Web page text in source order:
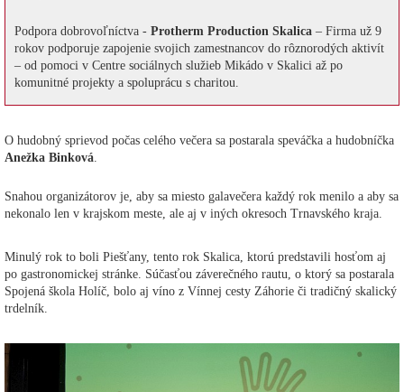
Podpora dobrovoľníctva - Protherm Production Skalica – Firma už 9
rokov podporuje zapojenie svojich zamestnancov do rôznorodých aktivít
– od pomoci v Centre sociálnych služieb Mikádo v Skalici až po
komunitné projekty a spoluprácu s charitou.
O hudobný sprievod počas celého večera sa postarala speváčka a hudobníčka
Anežka Binková
Snahou organizátorov je, aby sa miesto galavečera každý rok menilo a aby sa
nekonalo len v krajskom meste, ale aj v iných okresoch Trnavského kraja.
Minulý rok to boli Piešťany, tento rok Skalica, ktorú predstavili hosťom aj
po gastronomickej stránke. Súčasťou záverečného rautu, o ktorý sa postarala
Spojená škola Holíč, bolo aj víno z Vínnej cesty Záhorie či tradičný skalický
trdelník.